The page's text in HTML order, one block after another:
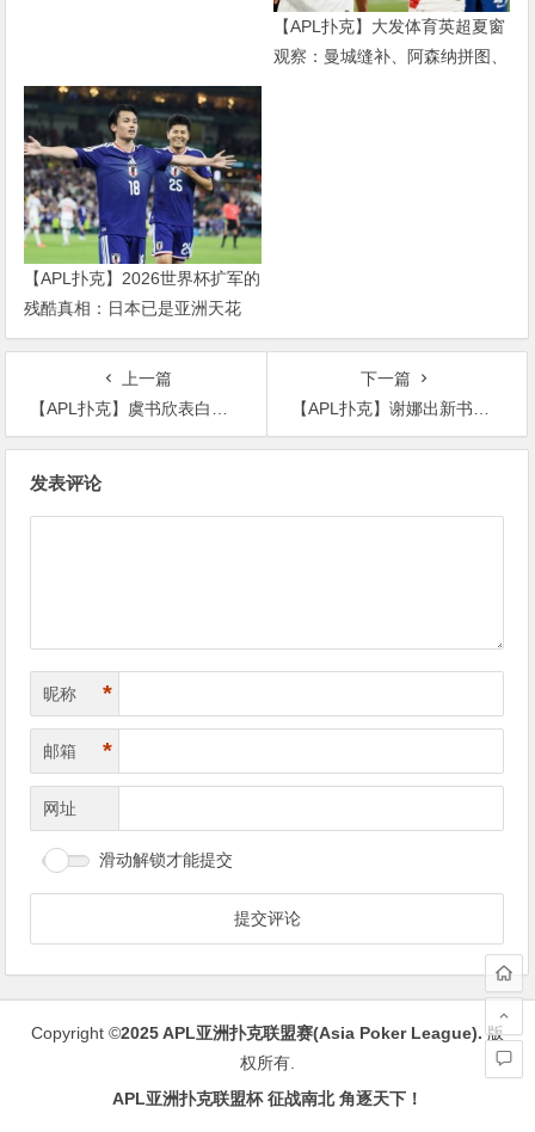
【APL扑克】大发体育英超夏窗
观察：曼城缝补、阿森纳拼图、
【APL扑克】2026世界杯扩军的
残酷真相：日本已是亚洲天花
板，国足的差距远不止几个名额
上一篇
【APL扑克】虞书欣表白孔雪儿赵小棠却表达不同看法，原因竟然是这个
下一篇
【APL扑克】谢娜出新书圈中明星好友前来助阵，网友：人缘真好
发表评论
昵称 *
邮箱 *
网址
滑动解锁才能提交
Copyright ©2025APL亚洲扑克联盟赛(Asia Poker League).版
权所有.
APL亚洲扑克联盟杯 征战南北 角逐天下！